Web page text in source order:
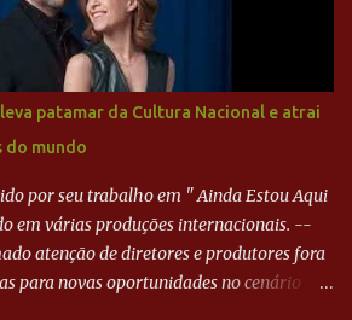
para desviar sua trajetória. O ataque do
o Paraná seguiu em cima. Aos 32
e Harlei fez grande defesa. Seis
encheu o pé e quase surpreendeu o
defendeu. No fim, Jefferson teve
no goleiro. Gol para matar espera...
patamar da Cultura Nacional e atrai
do mundo
por seu trabalho em " Ainda Estou Aqui
em várias produções internacionais. --
atenção de diretores e produtores fora
para novas oportunidades no cenário